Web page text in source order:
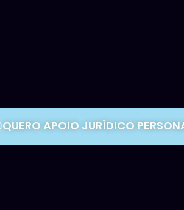
QUERO APOIO JURÍDICO